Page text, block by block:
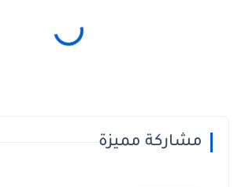
مشاركة مميزة